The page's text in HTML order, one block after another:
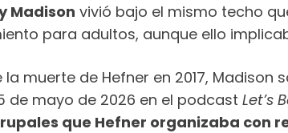
Madison vivió bajo el mismo techo
para adultos, aunque ello
muerte de Hefner en 2017,
de mayo de 2026 en el podcast Let’s
que Hefner organizaba con